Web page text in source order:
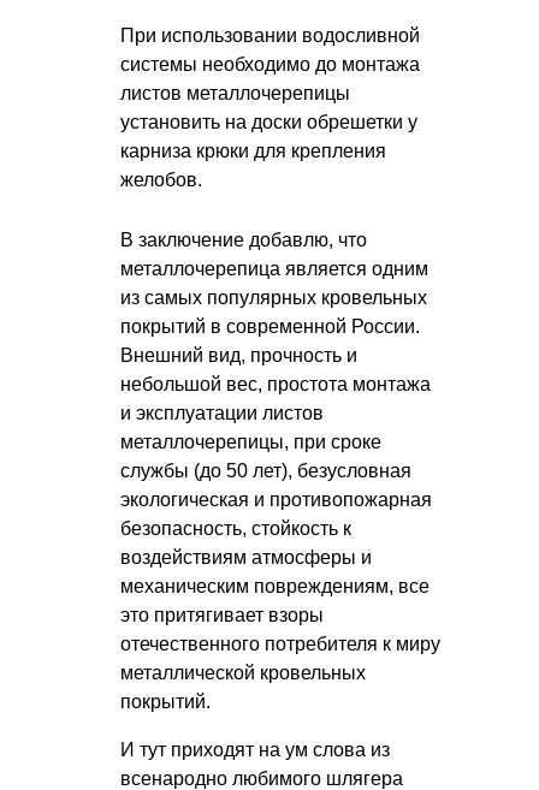
При использовании водосливной
системы необходимо до монтажа
листов металлочерепицы
установить на доски обрешетки у
карниза крюки для крепления
желобов.
В заключение добавлю, что
металлочерепица является одним
из самых популярных кровельных
покрытий в современной России.
Внешний вид, прочность и
небольшой вес, простота монтажа
и эксплуатации листов
металлочерепицы, при сроке
службы (до 50 лет), безусловная
экологическая и противопожарная
безопасность, стойкость к
воздействиям атмосферы и
механическим повреждениям, все
это притягивает взоры
отечественного потребителя к миру
металлической кровельных
покрытий.
И тут приходят на ум слова из
всенародно любимого шлягера